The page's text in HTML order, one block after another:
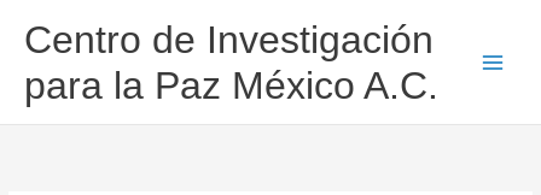
Centro de Investigación
para la Paz México A.C.